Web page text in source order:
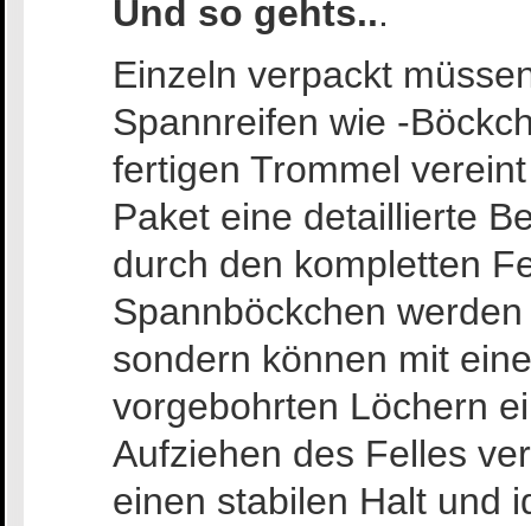
Und so gehts...
Einzeln verpackt
Spannreifen wie -
fertigen Trommel
Paket eine detaillierte
durch den kompletten
Spannböckchen
sondern können mit
vorgebohrten Löchern
Aufziehen des Felles
einen stabilen Halt und